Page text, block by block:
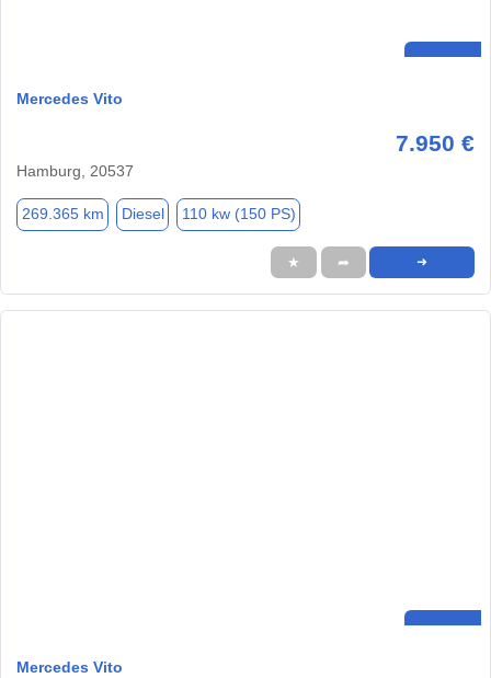
Mercedes Vito
7.950 €
Hamburg, 20537
269.365 km Diesel 110 kw (150 PS)
★ ➦ ➜
Mercedes Vito